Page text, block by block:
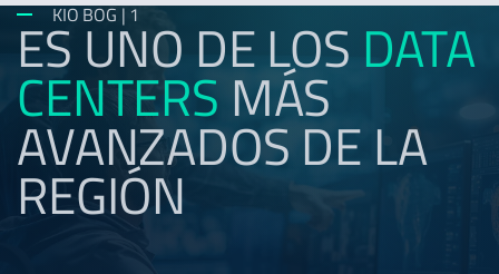
KIO BOG | 1
ES UNO DE LOS DATA
CENTERS MÁS
AVANZADOS DE LA
REGIÓN